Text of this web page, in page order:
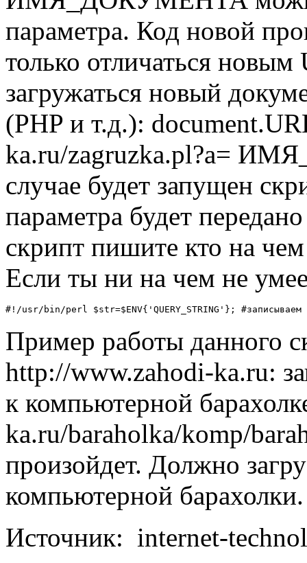
параметра. Код новой
только отличаться новым
загружаться новый
(PHP и т.д.):
ka.ru/zagruzka.pl?a=
случае будет запущен
параметра будет
скрипт пишите кто на
Если ты ни на чем не
#!/usr/bin/perl $str=$ENV{'QUERY_STRING'};
Пример работы данного
http://www.zahodi-ka.ru:
к компьютерной
ka.ru/baraholka/komp/
произойдет. Должно
компьютерной барахолки.
Источник: internet-